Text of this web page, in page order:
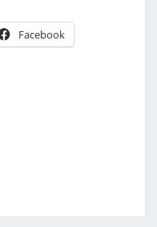
Facebook